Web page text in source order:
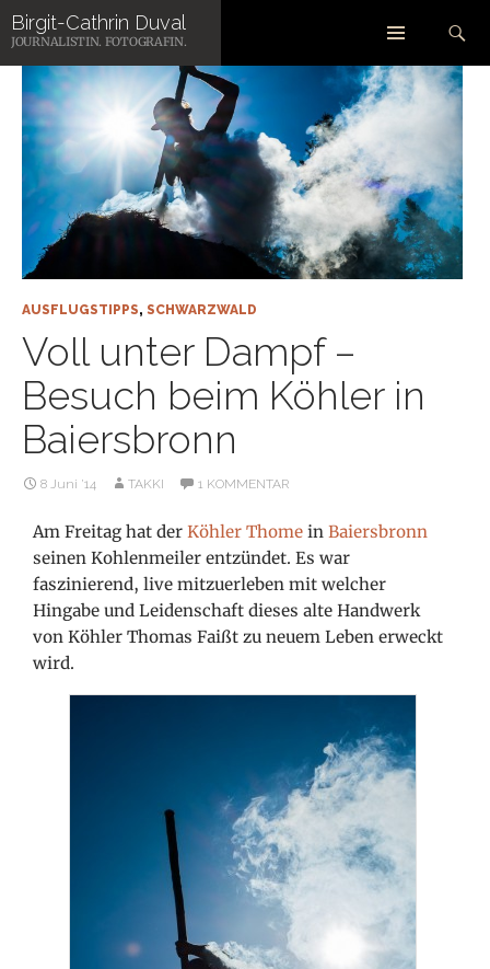
Zum
Inhalt
springen
Suchen
AUSFLUGSTIPPS, SCHWARZWALD
Voll unter Dampf –
Besuch beim Köhler in
Baiersbronn
8 Juni ’14 TAKKI 1 KOMMENTAR
Am Freitag hat derKöhler Thome inBaiersbronn
seinen Kohlenmeilerentzündet. Es war
faszinierend, live mitzuerleben mit welcher
Hingabe und Leidenschaft diesesalte Handwerk
von Köhler Thomas Faißt zu neuem Leben erweckt
wird.
Birgit-Cathrin Duval
JOURNALISTIN. FOTOGRAFIN.